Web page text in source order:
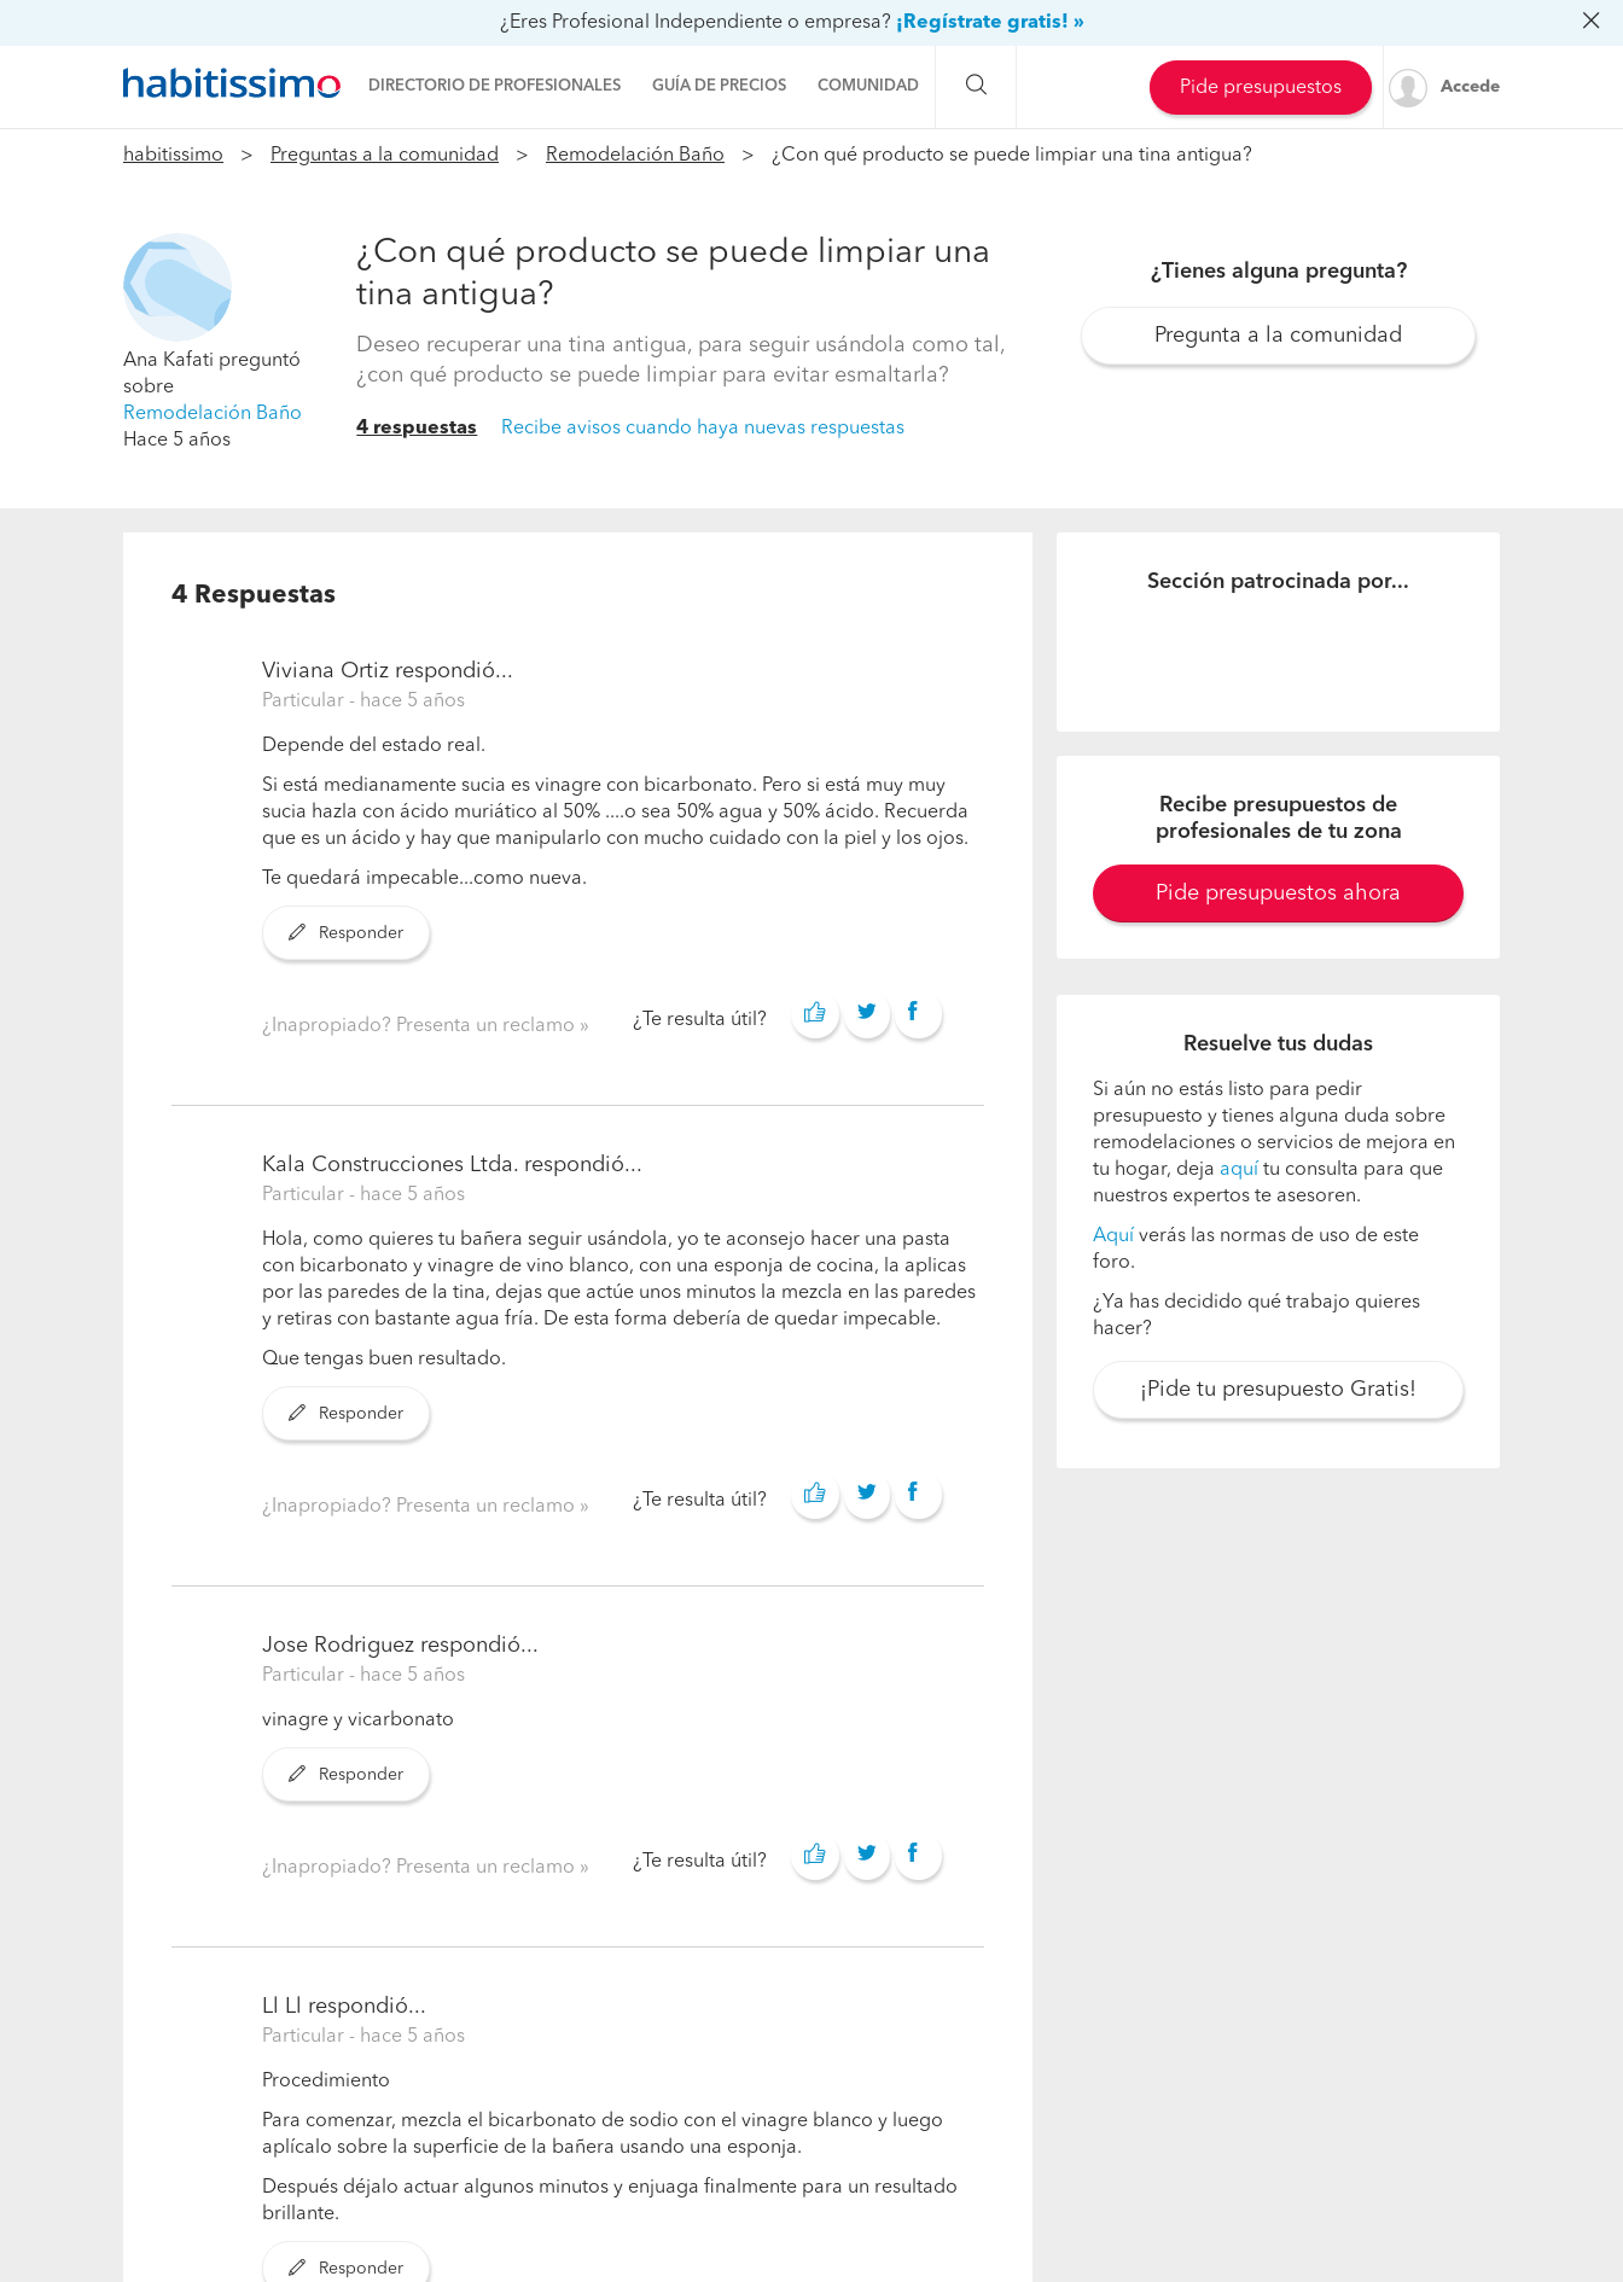
¿Eres Profesional Independiente o empresa? ¡Regístrate gratis! »
DIRECTORIO DE PROFESIONALES GUÍA DE PRECIOS COMUNIDAD
Preguntas a la comunidad
Procenter
Pide presupuestos Accede
habitissimo Preguntas a la comunidad Remodelación Baño ¿Con qué producto se puede limpiar una tina antigua?
Ana Kafati preguntó
sobre
Remodelación Baño
Hace 5 años
¿Con qué producto se puede limpiar una
tina antigua?
Deseo recuperar una tina antigua, para seguir usándola como tal,
¿con qué producto se puede limpiar para evitar esmaltarla?
4 respuestas Recibe avisos cuando haya nuevas respuestas
¿Tienes alguna pregunta?
Pregunta a la comunidad
4 Respuestas
Viviana Ortiz respondió...
Particular - hace 5 años
Depende del estado real.
Si está medianamente sucia es vinagre con bicarbonato. Pero si está muy muy
sucia hazla con ácido muriático al 50% ....o sea 50% agua y 50% ácido. Recuerda
que es un ácido y hay que manipularlo con mucho cuidado con la piel y los ojos.
Te quedará impecable...como nueva.
Responder
¿Inapropiado? Presenta un reclamo ¿Te resulta útil?
Kala Construcciones Ltda. respondió...
Particular - hace 5 años
Hola, como quieres tu bañera seguir usándola, yo te aconsejo hacer una pasta
con bicarbonato y vinagre de vino blanco, con una esponja de cocina, la aplicas
por las paredes de la tina, dejas que actúe unos minutos la mezcla en las paredes
y retiras con bastante agua fría. De esta forma debería de quedar impecable.
Que tengas buen resultado.
Responder
¿Inapropiado? Presenta un reclamo ¿Te resulta útil?
Jose Rodriguez respondió...
Particular - hace 5 años
vinagre y vicarbonato
Responder
¿Inapropiado? Presenta un reclamo ¿Te resulta útil?
Ll Ll respondió...
Particular - hace 5 años
Procedimiento
Para comenzar, mezcla el bicarbonato de sodio con el vinagre blanco y luego
aplícalo sobre la superficie de la bañera usando una esponja.
Después déjalo actuar algunos minutos y enjuaga finalmente para un resultado
brillante.
Responder
Sección patrocinada por...
Recibe presupuestos de
profesionales de tu zona
Pide presupuestos ahora
Resuelve tus dudas
Si aún no estás listo para pedir
presupuesto y tienes alguna duda sobre
remodelaciones o servicios de mejora en
tu hogar, deja aquí tu consulta para que
nuestros expertos te asesoren.
Aquí verás las normas de uso de este
foro.
¿Ya has decidido qué trabajo quieres
hacer?
¡Pide tu presupuesto Gratis!